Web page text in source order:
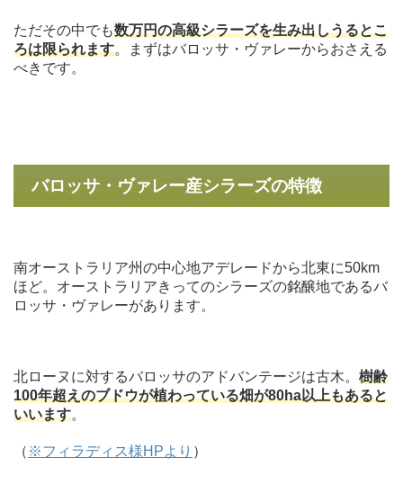
ただその中でも数万円の高級シラーズを生み出しうるとこ
ろは限られます。まずはバロッサ・ヴァレーからおさえる
べきです。
バロッサ・ヴァレー産シラーズの特徴
南オーストラリア州の中心地アデレードから北東に50km
ほど。オーストラリアきってのシラーズの銘醸地であるバ
ロッサ・ヴァレーがあります。
北ローヌに対するバロッサのアドバンテージは古木。 樹齢
100年超えのブドウが植わっている畑が80ha以上もあると
いいます。
（ ※フィラディス様HPより ）